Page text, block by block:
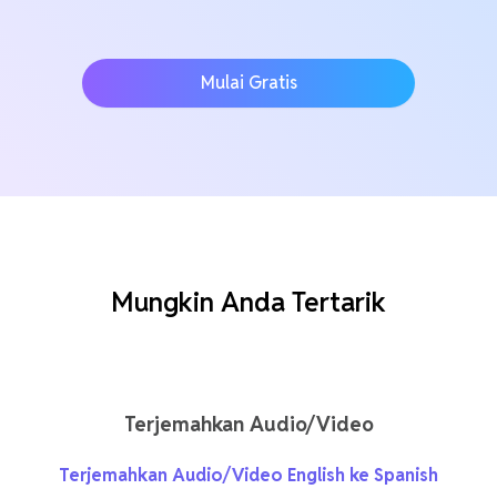
Mulai Gratis
Mungkin Anda Tertarik
Terjemahkan Audio/Video
Terjemahkan Audio/Video English ke Spanish